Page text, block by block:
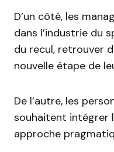
D’un côté, les
dans l’industrie du
du recul, retrouver
nouvelle étape de
De l’autre, les
souhaitent intégrer
approche